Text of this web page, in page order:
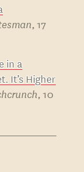
, 17
in a
It’s Higher
, 10